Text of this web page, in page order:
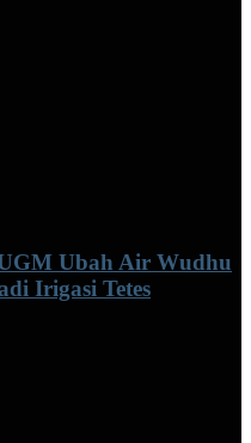
Ubah Air Wudhu
Irigasi Tetes